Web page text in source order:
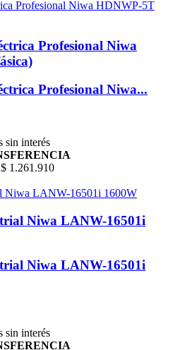
Profesional Niwa
Profesional Niwa...
sin interés
$ 1.261.910
Niwa LANW-16501i
Niwa LANW-16501i
sin interés